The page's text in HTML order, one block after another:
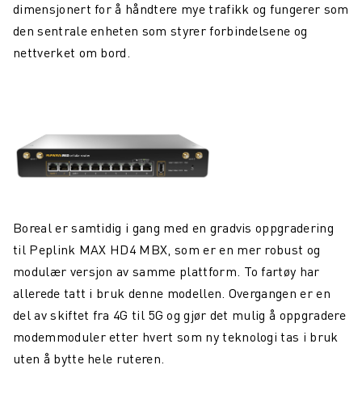
dimensjonert for å håndtere mye trafikk og fungerer som
den sentrale enheten som styrer forbindelsene og
nettverket om bord.
Boreal er samtidig i gang med en gradvis oppgradering
til Peplink MAX HD4 MBX, som er en mer robust og
modulær versjon av samme plattform. To fartøy har
allerede tatt i bruk denne modellen. Overgangen er en
del av skiftet fra 4G til 5G og gjør det mulig å oppgradere
modemmoduler etter hvert som ny teknologi tas i bruk
uten å bytte hele ruteren.